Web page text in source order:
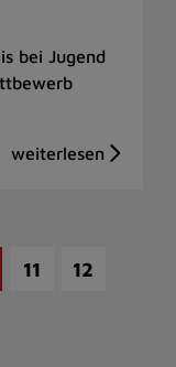
bei Jugend
11
12